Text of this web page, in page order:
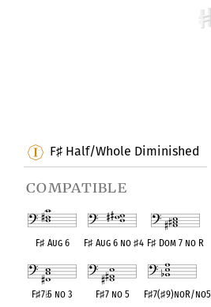
F♯ Half/Whole Diminished
compatible
F♯Aug 6 F♯ Aug 6 no♯4 F♯ Dom 7 no R
F♯7♭5 no 3 F♯7 no 5 F♯7(♯9)noR/no5